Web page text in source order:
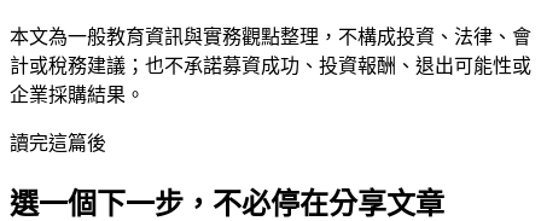
本文為一般教育資訊與實務觀點整理，不構成投資、法律、會
計或稅務建議；也不承諾募資成功、投資報酬、退出可能性或
企業採購結果。
讀完這篇後
選一個下一步，不必停在分享文章